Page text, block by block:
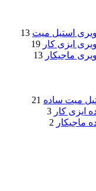
استیل میت 13
ایزی کار 19
ماجیکار 13
میت ساده 21
ایزی کار 3
ماجیکار 2